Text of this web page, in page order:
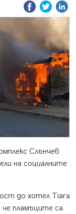
Слънчев
на социалните
до хотел Tiara
пламъците са